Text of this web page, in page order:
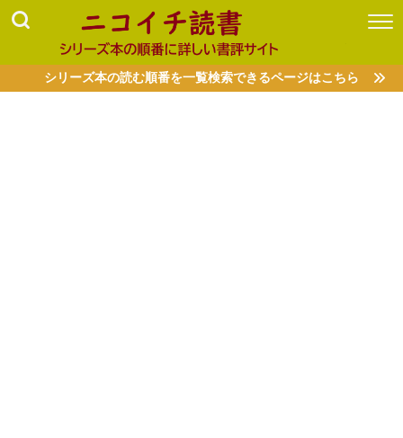
シリーズ本の読む順番を一覧検索できるページはこちら